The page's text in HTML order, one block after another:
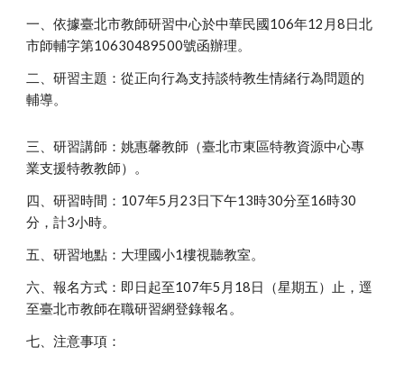
一、依據臺北市教師研習中心於中華民國106年12月8日北
市師輔字第10630489500號函辦理。
二、研習主題：從正向行為支持談特教生情緒行為問題的
輔導。
三、研習講師：姚惠馨教師（臺北市東區特教資源中心專
業支援特教教師）。
四、研習時間：107年5月23日下午13時30分至16時30
分，計3小時。
五、研習地點：大理國小1樓視聽教室。
六、報名方式：即日起至107年5月18日（星期五）止，逕
至臺北市教師在職研習網登錄報名。
七、注意事項：